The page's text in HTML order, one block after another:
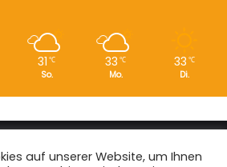
31 ℃
So.
33 ℃
Mo.
33 ℃
Di.
EI-Live.de | Alle Rechte vorbehalten.
auf unserer Website, um Ihnen